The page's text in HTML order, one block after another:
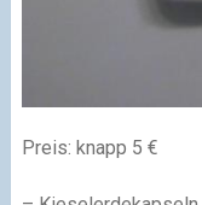
Preis: knapp 5 €